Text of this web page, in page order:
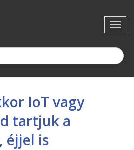
IoT vagy
tartjuk a
éjjel is